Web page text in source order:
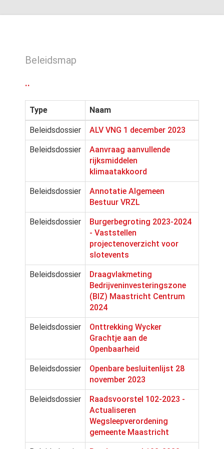
Beleidsmap
..
Type Naam
Beleidsdossier ALV VNG 1 december 2023
Beleidsdossier
Aanvraag aanvullende
rijksmiddelen
klimaatakkoord
Beleidsdossier
Annotatie Algemeen
Bestuur VRZL
Beleidsdossier
Burgerbegroting 2023-2024
- Vaststellen
projectenoverzicht voor
slotevents
Beleidsdossier
Draagvlakmeting
Bedrijveninvesteringszone
(BIZ) Maastricht Centrum
2024
Beleidsdossier
Onttrekking Wycker
Grachtje aan de
Openbaarheid
Beleidsdossier
Openbare besluitenlijst 28
november 2023
Beleidsdossier
Raadsvoorstel 102-2023 -
Actualiseren
Wegsleepverordening
gemeente Maastricht